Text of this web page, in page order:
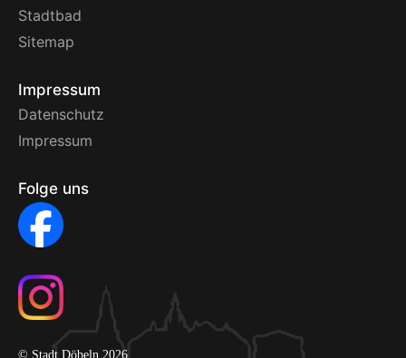
Stadtbad
Sitemap
Impressum
Datenschutz
Impressum
Folge uns
© Stadt Döbeln 2026